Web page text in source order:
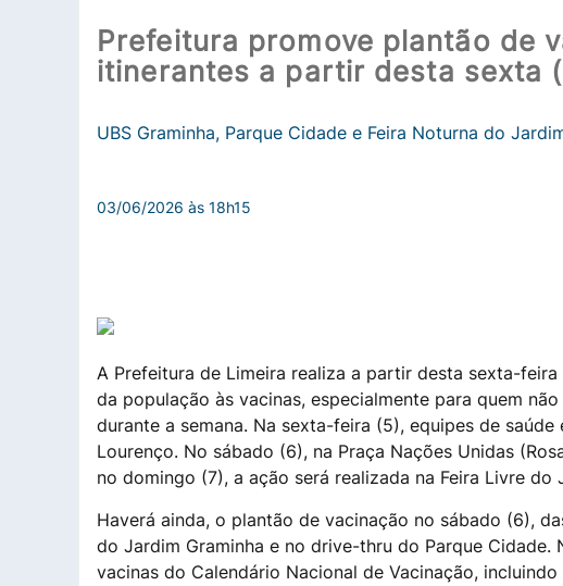
Prefeitura promove plantão de
itinerantes a partir desta sexta
UBS Graminha, Parque Cidade e Feira Noturna do
03/06/2026 às 18h15
A Prefeitura de Limeira realiza a partir desta sexta-
da população às vacinas, especialmente para quem
durante a semana. Na sexta-feira (5), equipes de
Lourenço. No sábado (6), na Praça Nações Unidas
no domingo (7), a ação será realizada na Feira Livre do
Haverá ainda, o plantão de vacinação no sábado (6),
do Jardim Graminha e no drive-thru do Parque Cidade.
vacinas do Calendário Nacional de Vacinação,